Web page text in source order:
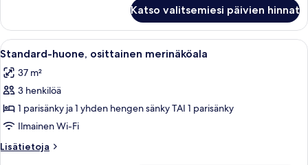
Katso valitsemiesi päivien hinnat
Avaa
kaikki
huonetyypin
Standard-
huone,
osittainen
merinäköala
kuvat
Hotellihuone, jossa on kaksi
7
Standard-huone, osittainen merinäköala
37 m²
3 henkilöä
1 parisänky ja 1 yhden hengen sänky TAI 1 parisänky
Ilmainen Wi-Fi
Lisätietoja
Lisätietoja